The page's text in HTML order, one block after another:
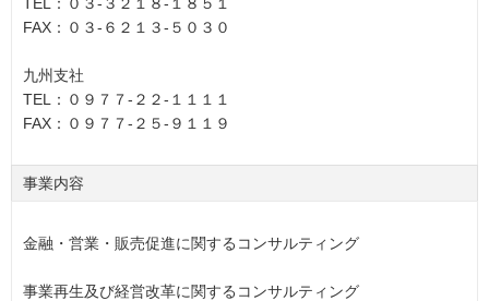
FAX：０３-６２１３-５０３０
九州支社
TEL：０９７７-２２-１１１１
FAX：０９７７-２５-９１１９
事業内容
金融・営業・販売促進に関するコンサルティング
事業再生及び経営改革に関するコンサルティング